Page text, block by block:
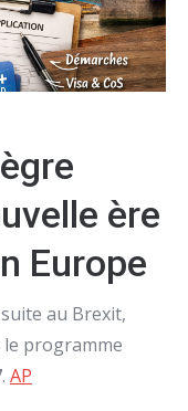
ère
Europe
au Brexit,
le programme
. AP